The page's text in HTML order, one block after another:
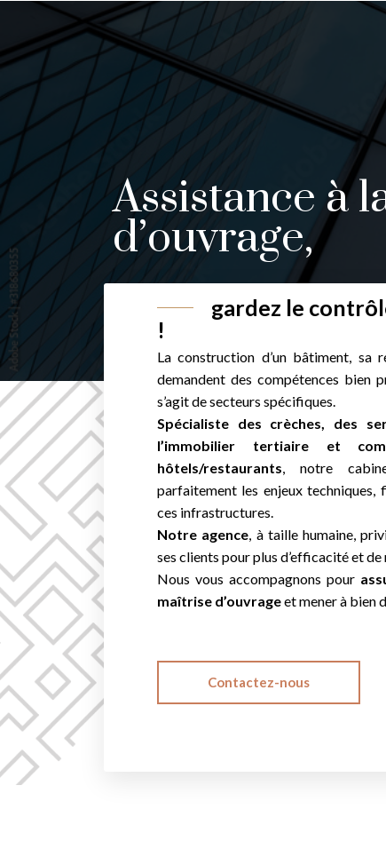
Assistance à
d’ouvrage,
gardez le
!
La construction d’un bâtiment, sa
demandent des compétences bien
s’agit de secteurs spécifiques.
Spécialiste des crèches, des
l’immobilier tertiaire et
hôtels/restaurants, notre
parfaitement les enjeux techniques,
ces infrastructures.
Notre agence, à taille humaine,
ses clients pour plus d’efficacité et
Nous vous accompagnons pour
maîtrise d’ouvrageet mener à bien
Contactez-nous